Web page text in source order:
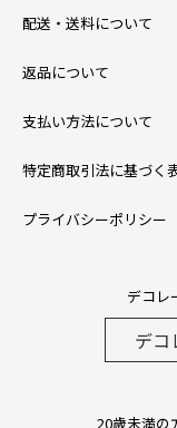
配送・送料について
返品について
支払い方法について
特定商取引法に基づく
プライバシーポリシー
デコレ
デコ
20歳未満の